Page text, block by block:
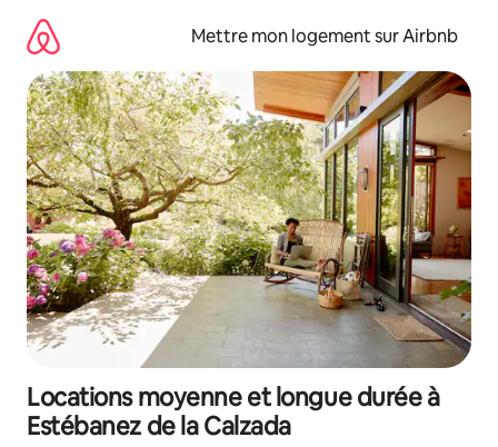
directement
contenu
Mettre mon logement sur Airbnb
Locations moyenne et longue durée à
Estébanez de la Calzada